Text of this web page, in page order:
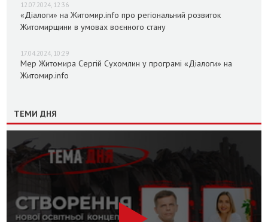
12.07.2024, 12:36
«Діалоги» на Житомир.info про регіональний розвиток
Житомирщини в умовах воєнного стану
17.04.2024, 10:29
Мер Житомира Сергій Сухомлин у програмі «Діалоги» на
Житомир.info
ТЕМИ ДНЯ